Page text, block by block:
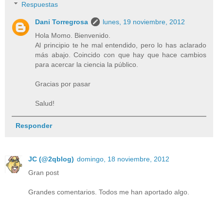
Respuestas
Dani Torregrosa
lunes, 19 noviembre, 2012
Hola Momo. Bienvenido.
Al principio te he mal entendido, pero lo has aclarado
más abajo. Coincido con que hay que hace cambios
para acercar la ciencia la público.
Gracias por pasar
Salud!
Responder
JC (@2qblog) domingo, 18 noviembre, 2012
Gran post
Grandes comentarios. Todos me han aportado algo.